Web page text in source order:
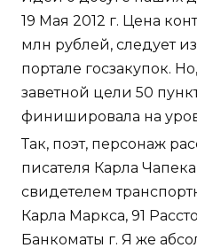
19 Мая 2012 г. Цена
млн рублей, следует
портале госзакупок.
заветной цели 50
финишировала на
Так, поэт, персонаж
писателя Карла
свидетелем
Карла Маркса, 91
Банкоматы г. Я же